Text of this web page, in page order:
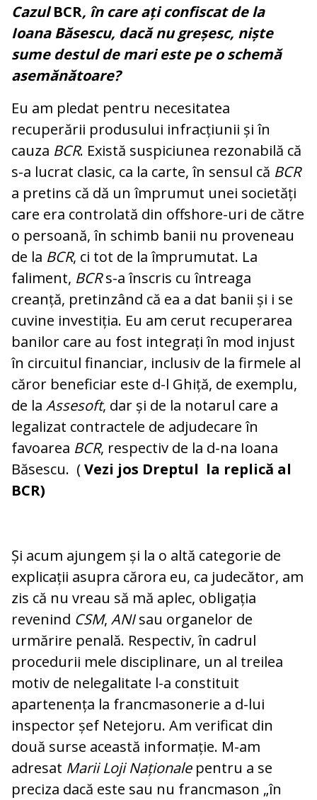
CazulBCR, în care ați confiscat de la
Ioana Băsescu, dacă nu greșesc, niște
sume destul de mari este pe o schemă
asemănătoare?
Eu am pledat pentru necesitatea
recuperării produsului infracțiunii și în
cauza BCR. Există suspiciunea rezonabilă că
s-a lucrat clasic, ca la carte, în sensul că BCR
a pretins că dă un împrumut unei societăți
care era controlată din offshore-uri de către
o persoană, în schimb banii nu proveneau
de la BCR, ci tot de la împrumutat. La
faliment, BCRs-a înscris cu întreaga
creanță, pretinzând că ea a dat banii și i se
cuvine investiția. Eu am cerut recuperarea
banilor care au fost integrați în mod injust
în circuitul financiar, inclusiv de la firmele al
căror beneficiar este d-l Ghiță, de exemplu,
de la Assesoft, dar și de la notarul care a
legalizat contractele de adjudecare în
favoarea BCR, respectiv de la d-na Ioana
Băsescu. (Vezi jos Dreptul la replică al
BCR)
Și acum ajungem și la o altă categorie de
explicații asupra cărora eu, ca judecător, am
zis că nu vreau să mă aplec, obligația
revenind CSM, ANIsau organelor de
urmărire penală. Respectiv, în cadrul
procedurii mele disciplinare, un al treilea
motiv de nelegalitate l-a constituit
apartenența la francmasonerie a d-lui
inspector șef Netejoru. Am verificat din
două surse această informație. M-am
adresat Marii Loji Naționalepentru a se
preciza dacă este sau nu francmason „în